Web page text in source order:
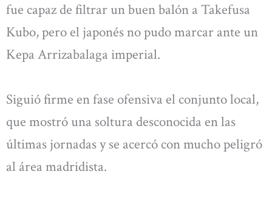
fue capaz de filtrar un buen balón a Takefusa
Kubo, pero el japonés no pudo marcar ante un
Kepa Arrizabalaga imperial.
Siguió firme en fase ofensiva el conjunto local,
que mostró una soltura desconocida en las
últimas jornadas y se acercó con mucho peligró
al área madridista.